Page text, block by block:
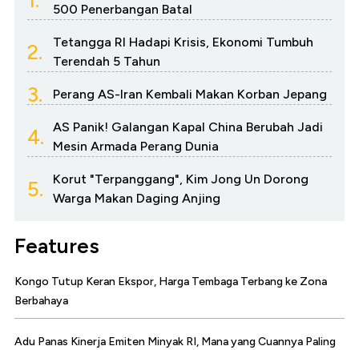
500 Penerbangan Batal
2.
Tetangga RI Hadapi Krisis, Ekonomi Tumbuh
Terendah 5 Tahun
3. Perang AS-Iran Kembali Makan Korban Jepang
4.
AS Panik! Galangan Kapal China Berubah Jadi
Mesin Armada Perang Dunia
5.
Korut "Terpanggang", Kim Jong Un Dorong
Warga Makan Daging Anjing
Features
Kongo Tutup Keran Ekspor, Harga Tembaga Terbang ke Zona
Berbahaya
Adu Panas Kinerja Emiten Minyak RI, Mana yang Cuannya Paling